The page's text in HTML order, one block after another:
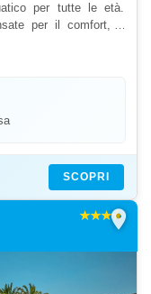
per tutte le età.
per il comfort, e
SCOPRI
location_on